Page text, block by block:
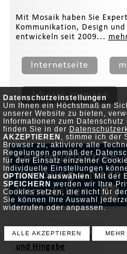
Datenschutzeinstellungen
Um Ihnen ein Höchstmaß an
unserer Website zu bieten,
Informationen zum
finden Sie in der
AKZEPTIEREN , stimme ich der
Browser zu, aktiviere alle
Regelungen gemäß der
für den Einsatz einzelner
Individuelle Einstellungen
OPTIONEN auswählen. Mit der
SPEICHERN werden wir Ihre
Cookies setzen, die nicht für
Sie können Ihre Auswahl
widerrufen oder anpassen.
ALLE AKZEPTIEREN MEHR
Mit Mosaik haben Sie
Kommunikation, Design
entwickeln seit 2009...
Internetseite
Adresse anzeigen
Kommunikation
Werbung»Nach
Immobilien
+
IMMOLEON24 – Ihr
und Hingabe